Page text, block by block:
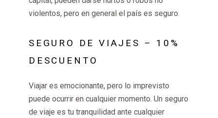
violentos, pero en general el país es seguro.
SEGURO DE VIAJES – 10%
DESCUENTO
Viajar es emocionante, pero lo imprevisto
puede ocurrir en cualquier momento. Un seguro
de viaje es tu tranquilidad ante cualquier